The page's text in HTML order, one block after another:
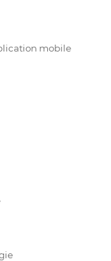
mobile